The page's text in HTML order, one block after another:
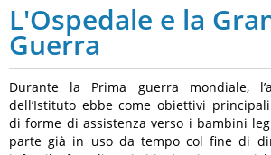
LE IMMAGINI
SPIGOLATURE
DOCUMENTAZIONE
CI AVETE INVIATO
L'Ospedale e la
Guerra
Durante la Prima guerra mondiale,
dell’Istituto ebbe come obiettivi
di forme di assistenza verso i bambini
parte già in uso da tempo col fine di